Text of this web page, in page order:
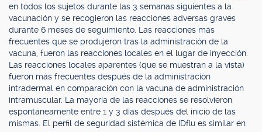
en todos los sujetos durante las 3 semanas siguientes a la
vacunación y se recogieron las reacciones adversas graves
durante 6 meses de seguimiento. Las reacciones más
frecuentes que se produjeron tras la administración de la
vacuna, fueron las reacciones locales en el lugar de inyección.
Las reacciones locales aparentes (que se muestran a la vista)
fueron más frecuentes después de la administración
intradermal en comparación con la vacuna de administración
intramuscular. La mayoría de las reacciones se resolvieron
espontáneamente entre 1 y 3 días después del inicio de las
mismas. El perfil de seguridad sistémica de IDflu es similar en